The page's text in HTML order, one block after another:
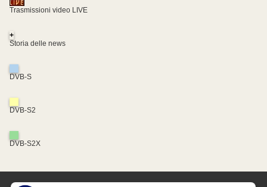
Trasmissioni video LIVE
+
Storia delle news
DVB-S
DVB-S2
DVB-S2X